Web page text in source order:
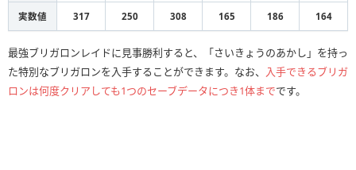
実数値 317 250 308 165 186 164
最強ブリガロンレイドに見事勝利すると、「さいきょうのあかし」を持っ
た特別なブリガロンを入手することができます。なお、
入手できるブリガ
ロンは何度クリアしても1つのセーブデータにつき1体までです。